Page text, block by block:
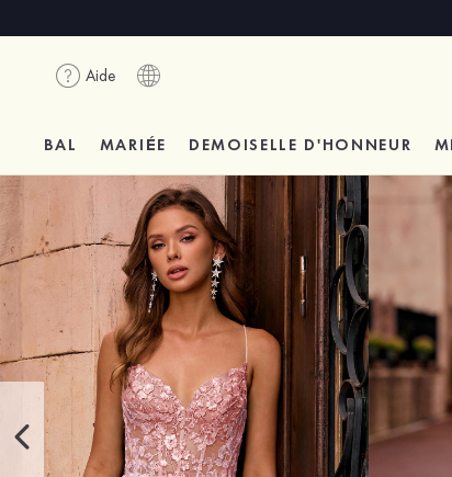
Aide
BAL MARIÉE DEMOISELLE D'HONNEUR